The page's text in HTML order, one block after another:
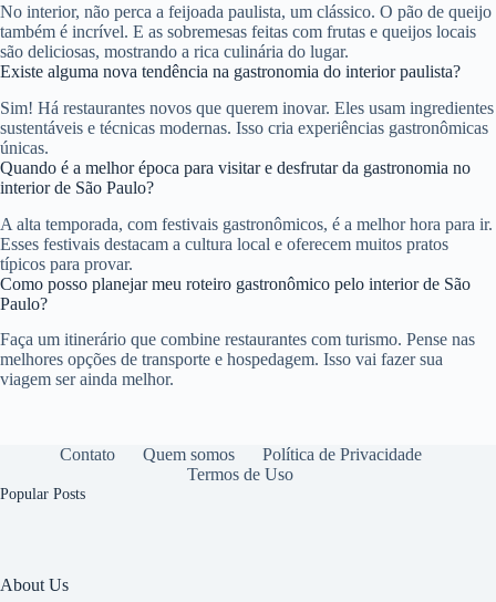
No interior, não perca a feijoada paulista, um clássico. O pão de queijo
também é incrível. E as sobremesas feitas com frutas e queijos locais
são deliciosas, mostrando a rica culinária do lugar.
Existe alguma nova tendência na gastronomia do interior paulista?
Sim! Há restaurantes novos que querem inovar. Eles usam ingredientes
sustentáveis e técnicas modernas. Isso cria experiências gastronômicas
únicas.
Quando é a melhor época para visitar e desfrutar da gastronomia no
interior de São Paulo?
A alta temporada, com festivais gastronômicos, é a melhor hora para ir.
Esses festivais destacam a cultura local e oferecem muitos pratos
típicos para provar.
Como posso planejar meu roteiro gastronômico pelo interior de São
Paulo?
Faça um itinerário que combine restaurantes com turismo. Pense nas
melhores opções de transporte e hospedagem. Isso vai fazer sua
viagem ser ainda melhor.
Contato Quem somos
Política de Privacidade
Termos de Uso
Popular Posts
About Us